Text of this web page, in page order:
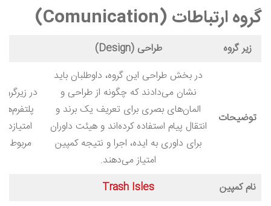
گروه ارتباطات (Comunication)
زیر گروه طراحی (Design)
توضیحات
در بخش طراحی این گروه، داوطلبان باید
نشان می‌دادند که چگونه از طراحی و
المان‌های بصری برای تعریف یک برند و
انتقال پیام استفاده کرده‌اند و هیئت داوران
برای داوری به ایده، اجرا و نتیجه کمپین
امتیاز می‌دهند.
در
مربوط
نام کمپین Trash Isles